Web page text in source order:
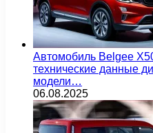
Автомобиль Belgee
технические данные
модели…
06.08.2025